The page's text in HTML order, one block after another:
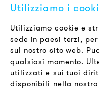
Newsletter
LEGALE
Termini & Condizioni
Informativa sulla
Impronta
Utilizziamo i
Utilizziamo cookie e
sede in paesi terzi,
sul nostro sito web.
qualsiasi momento.
utilizzati e sui tuoi
disponibili nella